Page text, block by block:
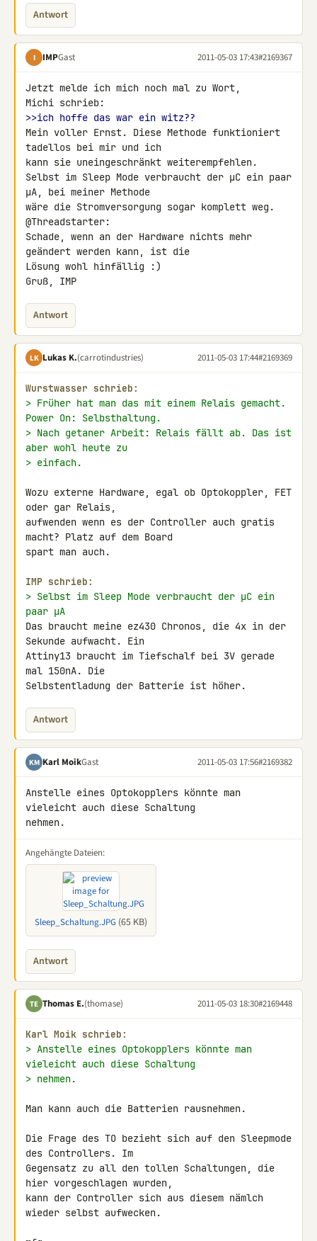
Antwort
I IMPGast 2011-05-03 17:43#2169367
Jetzt melde ich mich noch mal zu Wort,
>>ich hoffe das war ein witz??
Mein voller Ernst. Diese Methode funktioniert
tadellos bei mir und ich
kann sie uneingeschränkt weiterempfehlen.
Selbst im Sleep Mode verbraucht der µC ein paar
µA, bei meiner Methode
wäre die Stromversorgung sogar komplett weg.
@Threadstarter:
Schade, wenn an der Hardware nichts mehr
geändert werden kann, ist die
Lösung wohl hinfällig :)
Gruß, IMP
Antwort
LK Lukas K.(carrotindustries) 2011-05-03 17:44#2169369
Wurstwasser schrieb:
> Früher hat man das mit einem Relais gemacht.
Power On: Selbsthaltung.
> Nach getaner Arbeit: Relais fällt ab. Das ist
aber wohl heute zu
> einfach.
Wozu externe Hardware, egal ob Optokoppler, FET
oder gar Relais,
aufwenden wenn es der Controller auch gratis
macht? Platz auf dem Board
spart man auch.
IMP schrieb:
> Selbst im Sleep Mode verbraucht der µC ein
paar µA
Das braucht meine ez430 Chronos, die 4x in der
Sekunde aufwacht. Ein
Attiny13 braucht im Tiefschalf bei 3V gerade
mal 150nA. Die
Selbstentladung der Batterie ist höher.
Antwort
KM Karl MoikGast 2011-05-03 17:56#2169382
Anstelle eines Optokopplers könnte man
vieleicht auch diese Schaltung
nehmen.
Angehängte Dateien:
Sleep_Schaltung.JPG (65 KB)
Antwort
TE Thomas E.(thomase) 2011-05-03 18:30#2169448
Karl Moik schrieb:
> Anstelle eines Optokopplers könnte man
vieleicht auch diese Schaltung
> nehmen.
Man kann auch die Batterien rausnehmen.
Die Frage des TO bezieht sich auf den Sleepmode
des Controllers. Im
Gegensatz zu all den tollen Schaltungen, die
hier vorgeschlagen wurden,
kann der Controller sich aus diesem nämlch
wieder selbst aufwecken.